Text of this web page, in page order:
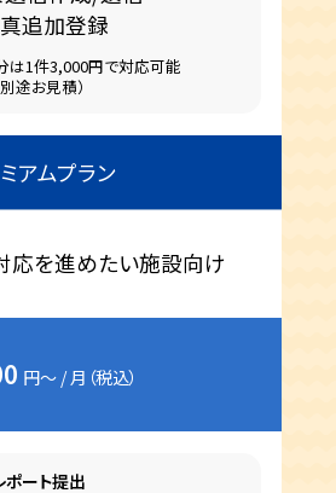
追加登録
は1件3,000円で対応可能
別途お見積）
アムプラン
応を進めたい施設向け
円～ / 月（税込）
ポート提出